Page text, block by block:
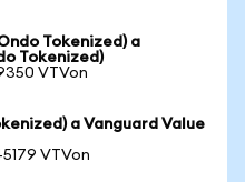
Tokenized) a
Tokenized)
VTVon
a Vanguard Value
VTVon